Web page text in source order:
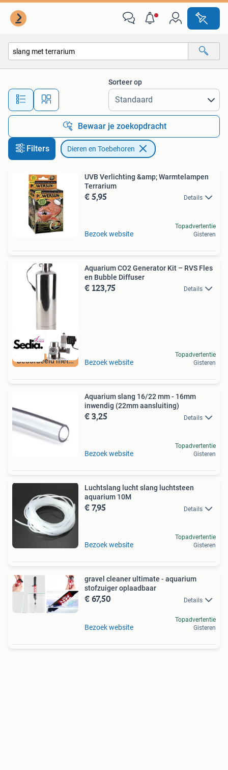
Alle afstanden…
Sorteer op
Bewaar je zoekopdracht
Filters Dieren en Toebehoren
UVB Verlichting &amp; Warmtelampen
Terrarium
€ 5,95 Details
Bezoek website
Topadvertentie
Gisteren
Beoordeeld met 9+
Aquarium CO2 Generator Kit – RVS Fles
en Bubble Diffuser
€ 123,75 Details
Bezoek website
Topadvertentie
Gisteren
Aquarium slang 16/22 mm - 16mm
inwendig (22mm aansluiting)
€ 3,25 Details
Bezoek website
Topadvertentie
Gisteren
Luchtslang lucht slang luchtsteen
aquarium 10M
€ 7,95 Details
Bezoek website
Topadvertentie
Gisteren
gravel cleaner ultimate - aquarium
stofzuiger oplaadbaar
€ 67,50 Details
Bezoek website
Topadvertentie
Gisteren